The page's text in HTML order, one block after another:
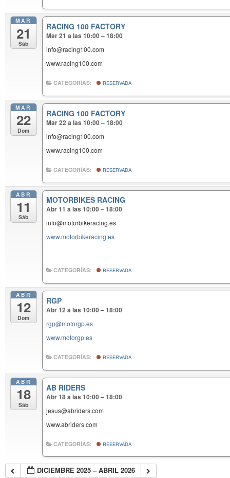
MAR
21
Sáb
RACING 100 FACTORY
Mar 21 a las 10:00 – 18:00
info@racing100.com
www.racing100.com
CATEGORÍAS: RESERVADA
MAR
22
Dom
RACING 100 FACTORY
Mar 22 a las 10:00 – 18:00
info@racing100.com
www.racing100.com
CATEGORÍAS: RESERVADA
ABR
11
Sáb
MOTORBIKES RACING
Abr 11 a las 10:00 – 18:00
info@motorbikeracing.es
www.motorbikeracing.es
CATEGORÍAS: RESERVADA
ABR
12
Dom
RGP
Abr 12 a las 10:00 – 18:00
rgp@motorgp.es
www.motorgp.es
CATEGORÍAS: RESERVADA
ABR
18
Sáb
AB RIDERS
Abr 18 a las 10:00 – 18:00
jesus@abriders.com
www.abriders.com
CATEGORÍAS: RESERVADA
DICIEMBRE 2025 – ABRIL 2026